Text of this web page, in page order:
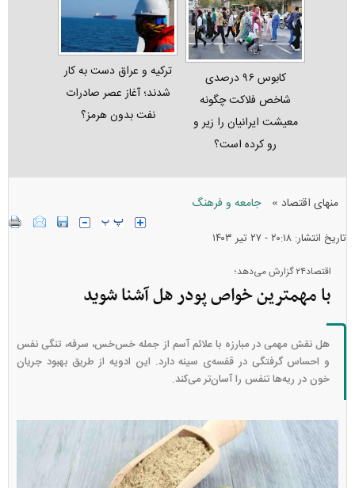
کابوس ۹۶ درصدی
شاخص فلاکت چگونه
معیشت ایرانیان را زیر و
رو کرده است؟
ترکیه و عراق دست به کار
شدند؛ آغاز عصر صادرات
نفت بدون هرمز؟
منهای اقتصاد » جامعه و فرهنگ
تاریخ انتشار: ۲۰:۱۸ - ۲۷ تير ۱۴۰۳
اقتصاد۲۴ گزارش می‌دهد؛
با مهمترین خواص پودر هل آشنا شوید
هل نقش مهمی در مبارزه با علائم آسم از جمله خس‌خس، سرفه، تنگی نفس
و احساس گرفتگی در قفسه‌ی سینه دارد. این ادویه از طریق بهبود جریان
خون در ریه‌ها تنفس را آسان‌تر می‌کند.